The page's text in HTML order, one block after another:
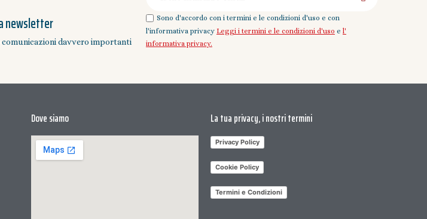
newsletter
comunicazioni davvero importanti
Sono d'accordo con i termini e le condizioni d'uso e con
l'informativa privacy Leggi i termini e le condizioni d'uso e l'
informativa privacy.
Dove siamo La tua privacy, i nostri termini
Privacy Policy
Cookie Policy
Termini e Condizioni